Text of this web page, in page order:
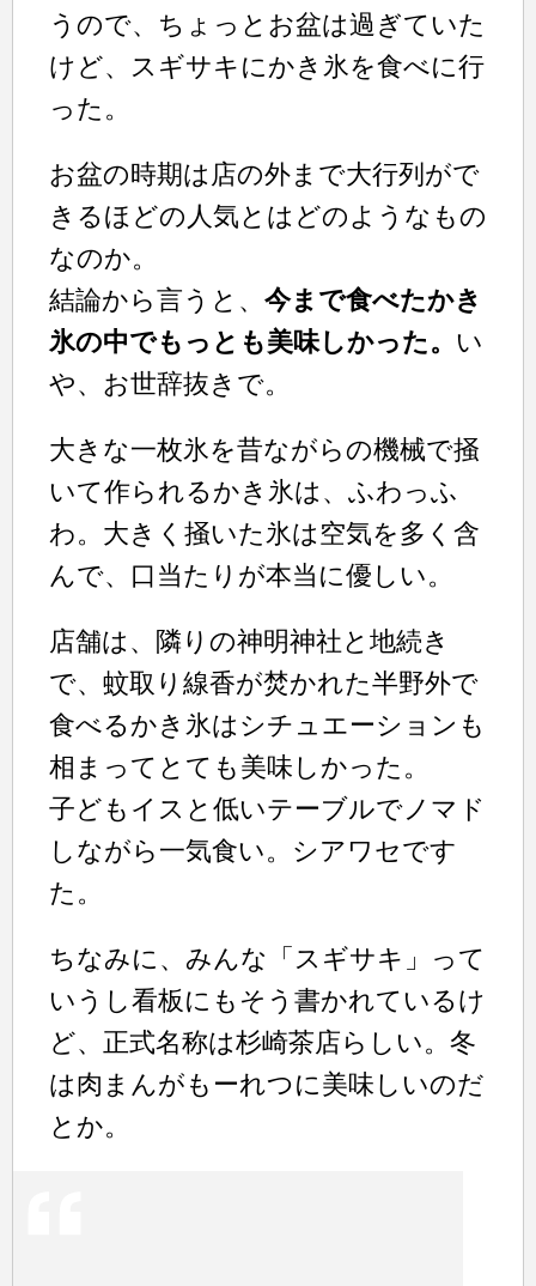
うので、ちょっとお盆は過ぎていた
けど、スギサキにかき氷を食べに行
った。
お盆の時期は店の外まで大行列がで
きるほどの人気とはどのようなもの
なのか。
結論から言うと、 今まで食べたかき
氷の中でもっとも美味しかった。 い
や、お世辞抜きで。
大きな一枚氷を昔ながらの機械で掻
いて作られるかき氷は、ふわっふ
わ。大きく掻いた氷は空気を多く含
んで、口当たりが本当に優しい。
店舗は、隣りの神明神社と地続き
で、蚊取り線香が焚かれた半野外で
食べるかき氷はシチュエーションも
相まってとても美味しかった。
子どもイスと低いテーブルでノマド
しながら一気食い。シアワセです
た。
ちなみに、みんな「スギサキ」って
いうし看板にもそう書かれているけ
ど、正式名称は杉崎茶店らしい。冬
は肉まんがもーれつに美味しいのだ
とか。